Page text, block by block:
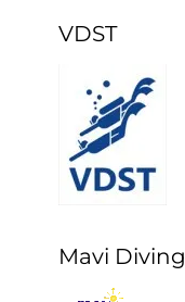
VDST
Mavi